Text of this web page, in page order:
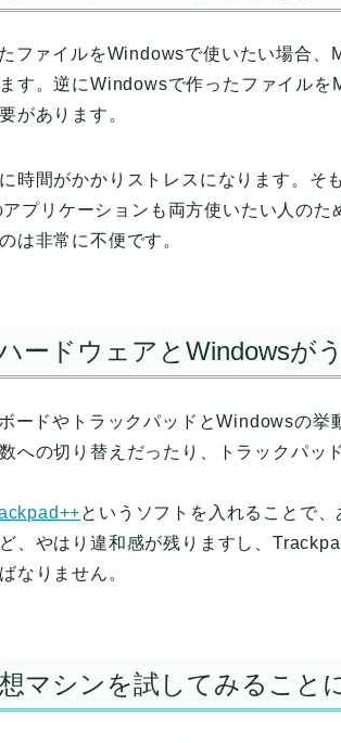
ファイルをWindowsで使いたい場合
す。逆にWindowsで作ったファイル
があります。
時間がかかりストレスになります。そ
プリケーションも両方使いたい人の
は非常に不便です。
ードウェアとWindowsが
ードやトラックパッドとWindowsの挙
への切り替えだったり、トラックパッ
というソフトを入れることで
、やはり違和感が残りますし、
なりません。
マシンを試してみること